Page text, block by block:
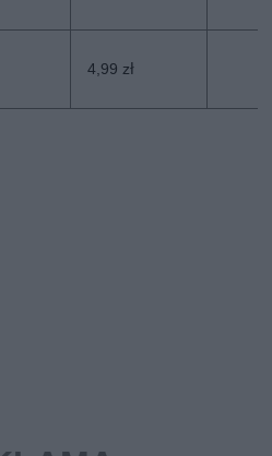
4,99 zł